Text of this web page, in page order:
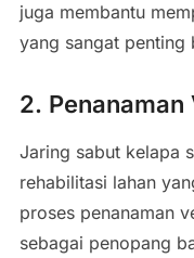
juga membantu
yang sangat penting
2. Penanaman
Jaring sabut kelapa
rehabilitasi lahan
proses penanaman
sebagai penopang